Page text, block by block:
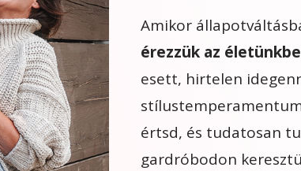
Amikor
érezzük az
esett, hirtelen
értsd, és tudatosan
gardróbodon